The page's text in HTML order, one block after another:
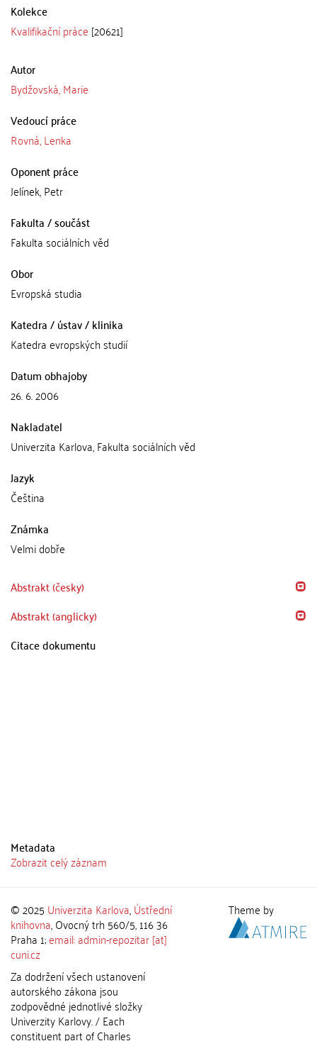
Kolekce
Kvalifikační práce [20621]
Autor
Bydžovská, Marie
Vedoucí práce
Rovná, Lenka
Oponent práce
Jelínek, Petr
Fakulta / součást
Fakulta sociálních věd
Obor
Evropská studia
Katedra / ústav / klinika
Katedra evropských studií
Datum obhajoby
26. 6. 2006
Nakladatel
Univerzita Karlova, Fakulta sociálních věd
Jazyk
Čeština
Známka
Velmi dobře
Abstrakt (česky)
Abstrakt (anglicky)
Citace dokumentu
Metadata
Zobrazit celý záznam
© 2025 Univerzita Karlova,Ústřední
knihovna, Ovocný trh 560/5, 116 36
Praha 1;email: admin-repozitar [at]
cuni.cz
Za dodržení všech ustanovení
autorského zákona jsou
zodpovědné jednotlivé složky
Univerzity Karlovy. / Each
constituent part of Charles
Theme by